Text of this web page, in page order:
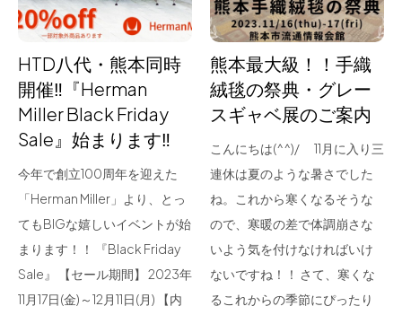
HTD八代・熊本同時
開催‼『Herman
Miller Black Friday
Sale』始まります‼
今年で創立100周年を迎えた
「Herman Miller」より、とっ
てもBIGな嬉しいイベントが始
まります！！ 『Black Friday
Sale』 【セール期間】 2023年
11月17日(金)～12月11日(月) 【内
熊本最大級！！手織
絨毯の祭典・グレー
スギャベ展のご案内
こんにちは(^^)/ 11月に入り三
連休は夏のような暑さでした
ね。これから寒くなるそうな
ので、寒暖の差で体調崩さな
いよう気を付けなければいけ
ないですね！！ さて、寒くな
るこれからの季節にぴったり